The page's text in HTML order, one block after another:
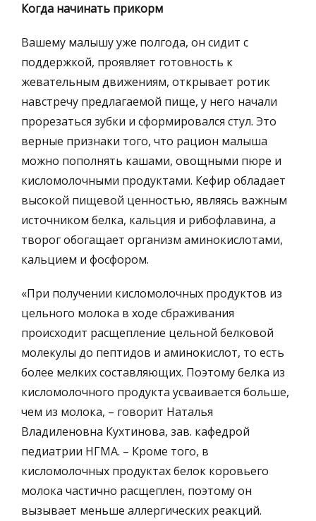
Когда начинать прикорм
Вашему малышу уже полгода, он сидит с
поддержкой, проявляет готовность к
жевательным движениям, открывает ротик
навстречу предлагаемой пище, у него начали
прорезаться зубки и сформировался стул. Это
верные признаки того, что рацион малыша
можно пополнять кашами, овощными пюре и
кисломолочными продуктами. Кефир обладает
высокой пищевой ценностью, являясь важным
источником белка, кальция и рибофлавина, а
творог обогащает организм аминокислотами,
кальцием и фосфором.
«При получении кисломолочных продуктов из
цельного молока в ходе сбраживания
происходит расщепление цельной белковой
молекулы до пептидов и аминокислот, то есть
более мелких составляющих. Поэтому белка из
кисломолочного продукта усваивается больше,
чем из молока, – говорит Наталья
Владиленовна Кухтинова, зав. кафедрой
педиатрии НГМА. – Кроме того, в
кисломолочных продуктах белок коровьего
молока частично расщеплен, поэтому он
вызывает меньше аллергических реакций.